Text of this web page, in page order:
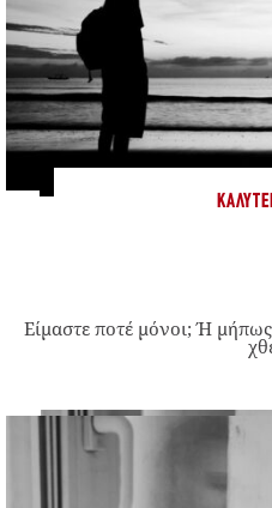
Είμαστε ποτέ μόνοι; Ή